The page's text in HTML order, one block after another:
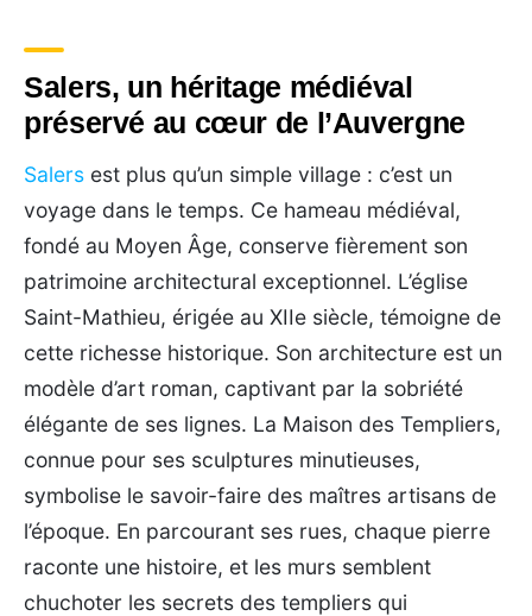
Salers, un héritage médiéval
préservé au cœur de l’Auvergne
Salers est plus qu’un simple village : c’est un
voyage dans le temps. Ce hameau médiéval,
fondé au Moyen Âge, conserve fièrement son
patrimoine architectural exceptionnel. L’église
Saint-Mathieu, érigée au XIIe siècle, témoigne de
cette richesse historique. Son architecture est un
modèle d’art roman, captivant par la sobriété
élégante de ses lignes. La Maison des Templiers,
connue pour ses sculptures minutieuses,
symbolise le savoir-faire des maîtres artisans de
l’époque. En parcourant ses rues, chaque pierre
raconte une histoire, et les murs semblent
chuchoter les secrets des templiers qui